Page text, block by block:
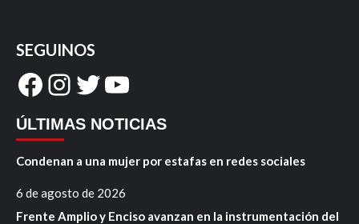
SEGUINOS
Facebook
Instagram
Twitter
YouTube
ÚLTIMAS NOTICIAS
Condenan a una mujer por estafas en redes sociales
6 de agosto de 2026
Frente Amplio y Enciso avanzan en la instrumentación del